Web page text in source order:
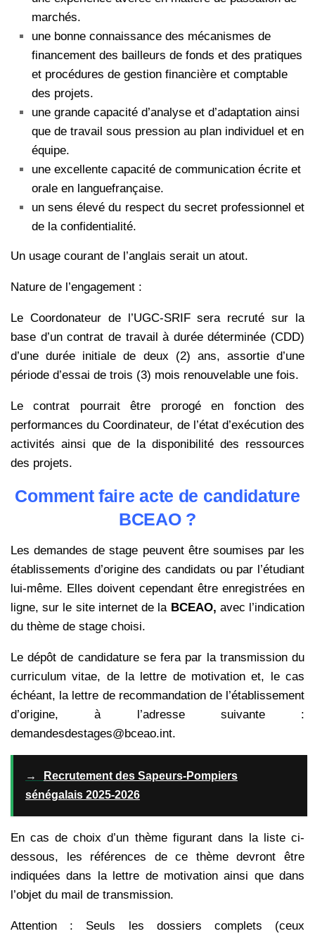
marchés.
une bonne connaissance des mécanismes de
financement des bailleurs de fonds et des pratiques
et procédures de gestion financière et comptable
des projets.
une grande capacité d’analyse et d’adaptation ainsi
que de travail sous pression au plan individuel et en
équipe.
une excellente capacité de communication écrite et
orale en languefrançaise.
un sens élevé du respect du secret professionnel et
de la confidentialité.
Un usage courant de l’anglais serait un atout.
Nature de l’engagement :
Le Coordonateur de l’UGC-SRIF sera recruté sur la
base d’un contrat de travail à durée déterminée (CDD)
d’une durée initiale de deux (2) ans, assortie d’une
période d’essai de trois (3) mois renouvelable une fois.
Le contrat pourrait être prorogé en fonction des
performances du Coordinateur, de l’état d’exécution des
activités ainsi que de la disponibilité des ressources
des projets.
Comment faire acte de candidature
BCEAO ?
Les demandes de stage peuvent être soumises par les
établissements d’origine des candidats ou par l’étudiant
lui-même. Elles doivent cependant être enregistrées en
ligne, sur le site internet de la BCEAO, avec l’indication
du thème de stage choisi.
Le dépôt de candidature se fera par la transmission du
curriculum vitae, de la lettre de motivation et, le cas
échéant, la lettre de recommandation de l’établissement
d’origine, à l’adresse suivante :
demandesdestages@bceao.int.
→
Recrutement des Sapeurs-Pompiers
sénégalais 2025-2026
En cas de choix d’un thème figurant dans la liste ci-
dessous, les références de ce thème devront être
indiquées dans la lettre de motivation ainsi que dans
l’objet du mail de transmission.
Attention : Seuls les dossiers complets (ceux